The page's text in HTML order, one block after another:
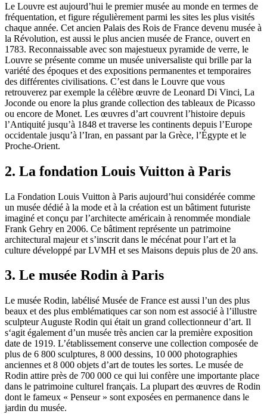
Le Louvre est aujourd’hui le premier musée au monde en termes de
fréquentation, et figure régulièrement parmi les sites les plus visités
chaque année. Cet ancien Palais des Rois de France devenu musée à
la Révolution, est aussi le plus ancien musée de France, ouvert en
1783. Reconnaissable avec son majestueux pyramide de verre, le
Louvre se présente comme un musée universaliste qui brille par la
variété des époques et des expositions permanentes et temporaires
des différentes civilisations. C’est dans le Louvre que vous
retrouverez par exemple la célèbre œuvre de Leonard Di Vinci, La
Joconde ou enore la plus grande collection des tableaux de Picasso
ou encore de Monet. Les œuvres d’art couvrent l’histoire depuis
l’Antiquité jusqu’à 1848 et traverse les continents depuis l’Europe
occidentale jusqu’à l’Iran, en passant par la Grèce, l’Égypte et le
Proche-Orient.
2. La fondation Louis Vuitton à Paris
La Fondation Louis Vuitton à Paris aujourd’hui considérée comme
un musée dédié à la mode et à la création est un bâtiment futuriste
imaginé et conçu par l’architecte américain à renommée mondiale
Frank Gehry en 2006. Ce bâtiment représente un patrimoine
architectural majeur et s’inscrit dans le mécénat pour l’art et la
culture développé par LVMH et ses Maisons depuis plus de 20 ans.
3. Le musée Rodin à Paris
Le musée Rodin, labélisé Musée de France est aussi l’un des plus
beaux et des plus emblématiques car son nom est associé à l’illustre
sculpteur Auguste Rodin qui était un grand collectionneur d’art. Il
s‘agit également d’un musée très ancien car la première exposition
date de 1919. L’établissement conserve une collection composée de
plus de 6 800 sculptures, 8 000 dessins, 10 000 photographies
anciennes et 8 000 objets d’art de toutes les sortes. Le musée de
Rodin attire près de 700 000 ce qui lui confère une importante place
dans le patrimoine culturel français. La plupart des œuvres de Rodin
dont le fameux « Penseur » sont exposées en permanence dans le
jardin du musée.